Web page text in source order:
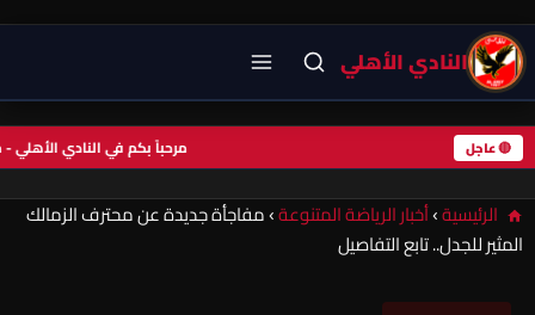
النادي الأهلي
🔴 عاجل مرحباً بكم في النادي
الرئيسية›أخبار الرياضة المتنوعة›مفاجأة جديدة عن محترف الزمالك
المثير للجدل.. تابع التفاصيل